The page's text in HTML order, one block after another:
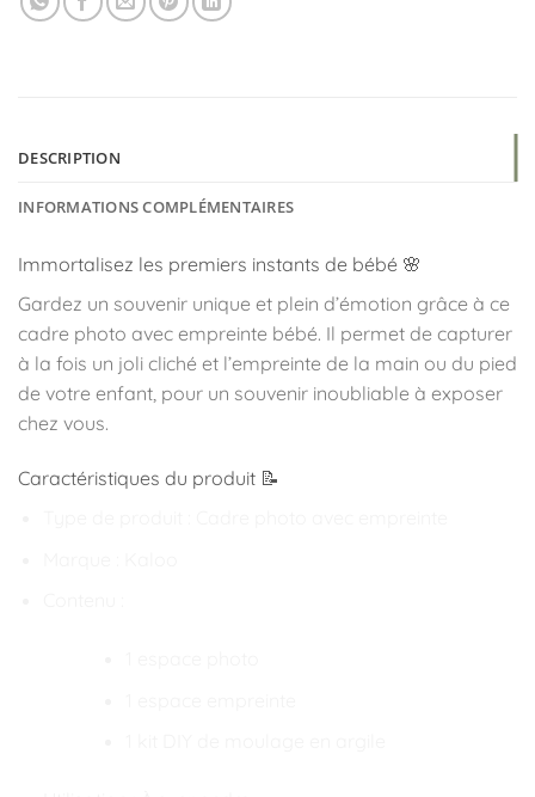
DESCRIPTION
INFORMATIONS COMPLÉMENTAIRES
Immortalisez les premiers instants de bébé 🌸
Gardez un souvenir unique et plein d’émotion grâce à ce
cadre photo avec empreinte bébé. Il permet de capturer
à la fois un joli cliché et l’empreinte de la main ou du pied
de votre enfant, pour un souvenir inoubliable à exposer
chez vous.
Caractéristiques du produit 📝